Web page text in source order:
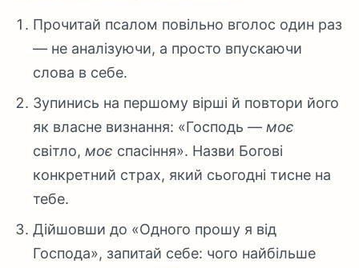
Прочитай псалом повільно вголос один раз
— не аналізуючи, а просто впускаючи
слова в себе.
Зупинись на першому вірші й повтори його
як власне визнання: «Господь —моє
світло,моє спасіння». Назви Богові
конкретний страх, який сьогодні тисне на
тебе.
Дійшовши до «Одного прошу я від
Господа», запитай себе: чого найбільше